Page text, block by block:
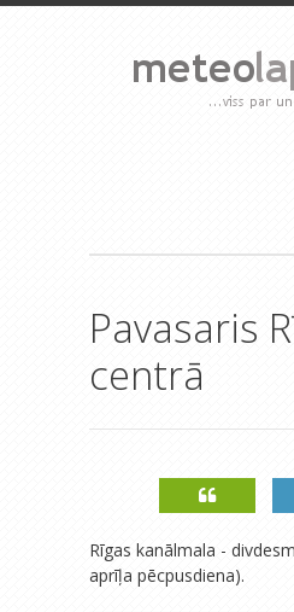
Pavasaris
centrā
Rīgas kanālmala -
aprīļa pēcpusdiena).